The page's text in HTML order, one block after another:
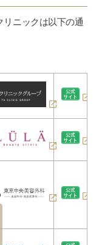
ニックは以下の通